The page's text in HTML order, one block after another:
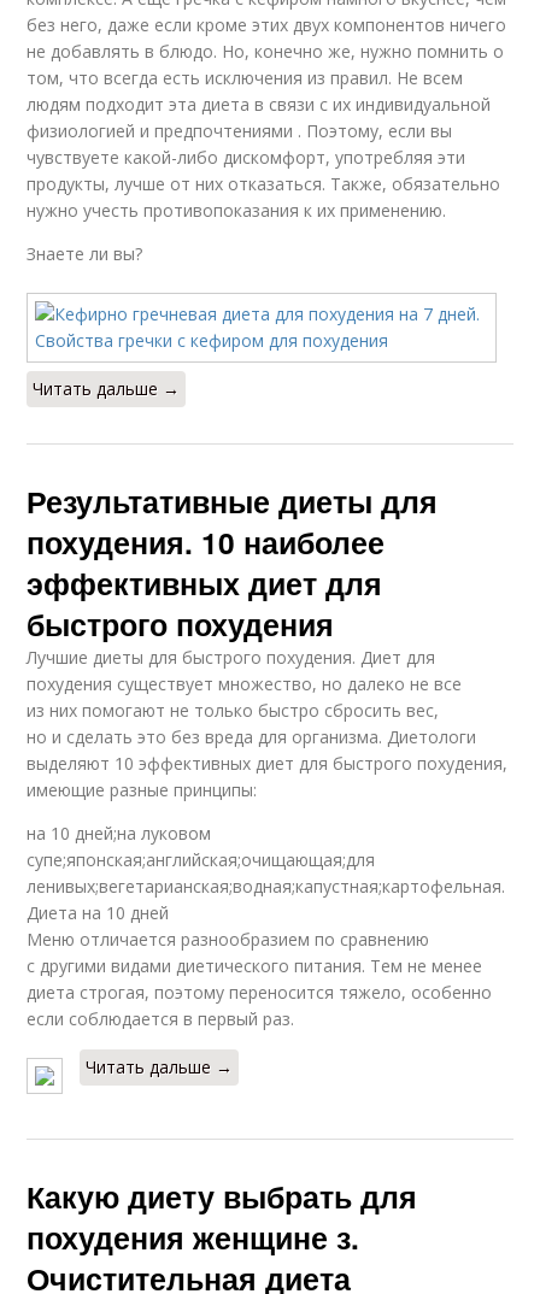
без него, даже если кроме этих двух компонентов ничего
не добавлять в блюдо. Но, конечно же, нужно помнить о
том, что всегда есть исключения из правил. Не всем
людям подходит эта диета в связи с их индивидуальной
физиологией и предпочтениями . Поэтому, если вы
чувствуете какой-либо дискомфорт, употребляя эти
продукты, лучше от них отказаться. Также, обязательно
нужно учесть противопоказания к их применению.
Знаете ли вы?
Читать дальше →
Результативные диеты для
похудения. 10 наиболее
эффективных диет для
быстрого похудения
Лучшие диеты для быстрого похудения. Диет для
похудения существует множество, но далеко не все
из них помогают не только быстро сбросить вес,
но и сделать это без вреда для организма. Диетологи
выделяют 10 эффективных диет для быстрого похудения,
имеющие разные принципы:
на 10 дней;на луковом
супе;японская;английская;очищающая;для
ленивых;вегетарианская;водная;капустная;картофельная.
Диета на 10 дней
Меню отличается разнообразием по сравнению
с другими видами диетического питания. Тем не менее
диета строгая, поэтому переносится тяжело, особенно
если соблюдается в первый раз.
Читать дальше →
Какую диету выбрать для
похудения женщине з.
Очистительная диета